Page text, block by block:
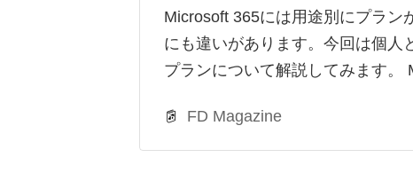
Microsoft 365には用途別にプラン
にも違いがあります。今回は個人
プランについて解説してみます。
FD Magazine